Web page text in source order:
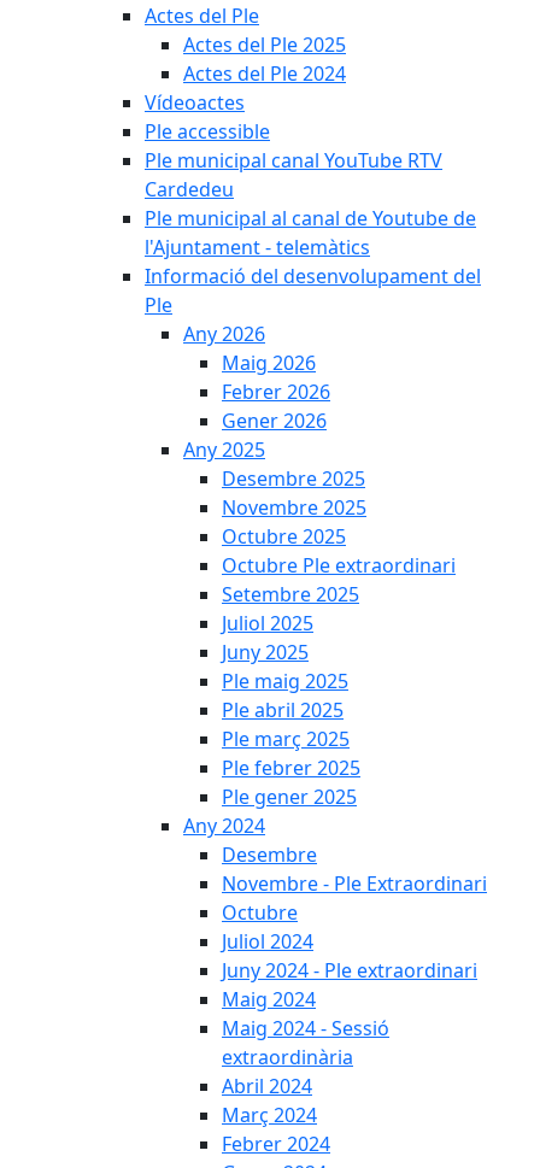
Actes del Ple
Actes del Ple 2025
Actes del Ple 2024
Vídeoactes
Ple accessible
Ple municipal canal YouTube RTV
Cardedeu
Ple municipal al canal de Youtube de
l'Ajuntament - telemàtics
Informació del desenvolupament del
Ple
Any 2026
Maig 2026
Febrer 2026
Gener 2026
Any 2025
Desembre 2025
Novembre 2025
Octubre 2025
Octubre Ple extraordinari
Setembre 2025
Juliol 2025
Juny 2025
Ple maig 2025
Ple abril 2025
Ple març 2025
Ple febrer 2025
Ple gener 2025
Any 2024
Desembre
Novembre - Ple Extraordinari
Octubre
Juliol 2024
Juny 2024 - Ple extraordinari
Maig 2024
Maig 2024 - Sessió
extraordinària
Abril 2024
Març 2024
Febrer 2024